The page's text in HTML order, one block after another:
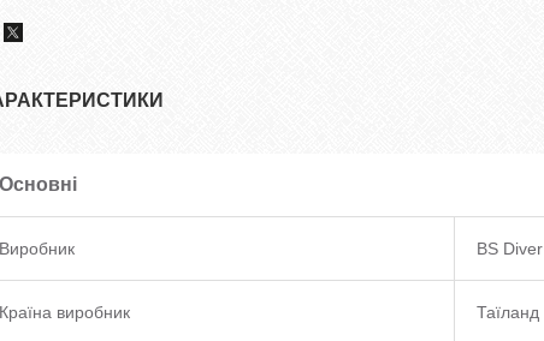
Основні
Виробник BS Diver
Країна виробник Таїланд